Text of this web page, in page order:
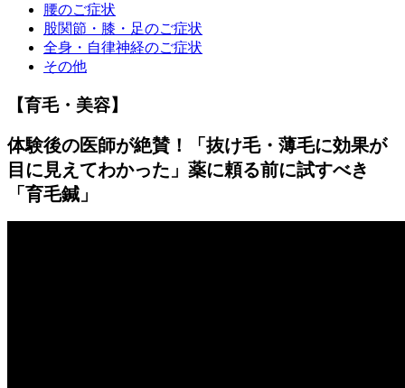
腰のご症状
股関節・膝・足のご症状
全身・自律神経のご症状
その他
【育毛・美容】
体験後の医師が絶賛！「抜け毛・薄毛に効果が
目に見えてわかった」薬に頼る前に試すべき
「育毛鍼」